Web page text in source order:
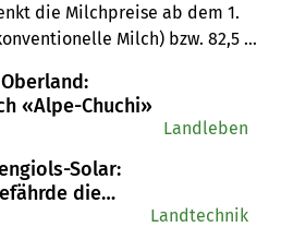
die Milchpreise ab dem 1.
Milch) bzw. 82,5
Godi Siegfried, Präsident der
im Kontext des Marktumfeldes
«Alpe-Chuchi»
Landleben
Solar:
die
Landtechnik